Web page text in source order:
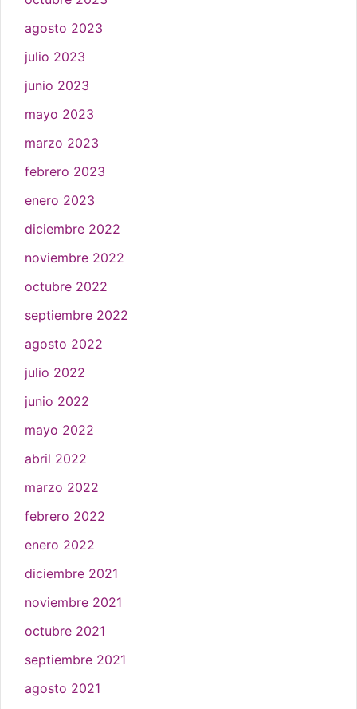
agosto 2023
julio 2023
junio 2023
mayo 2023
marzo 2023
febrero 2023
enero 2023
diciembre 2022
noviembre 2022
octubre 2022
septiembre 2022
agosto 2022
julio 2022
junio 2022
mayo 2022
abril 2022
marzo 2022
febrero 2022
enero 2022
diciembre 2021
noviembre 2021
octubre 2021
septiembre 2021
agosto 2021